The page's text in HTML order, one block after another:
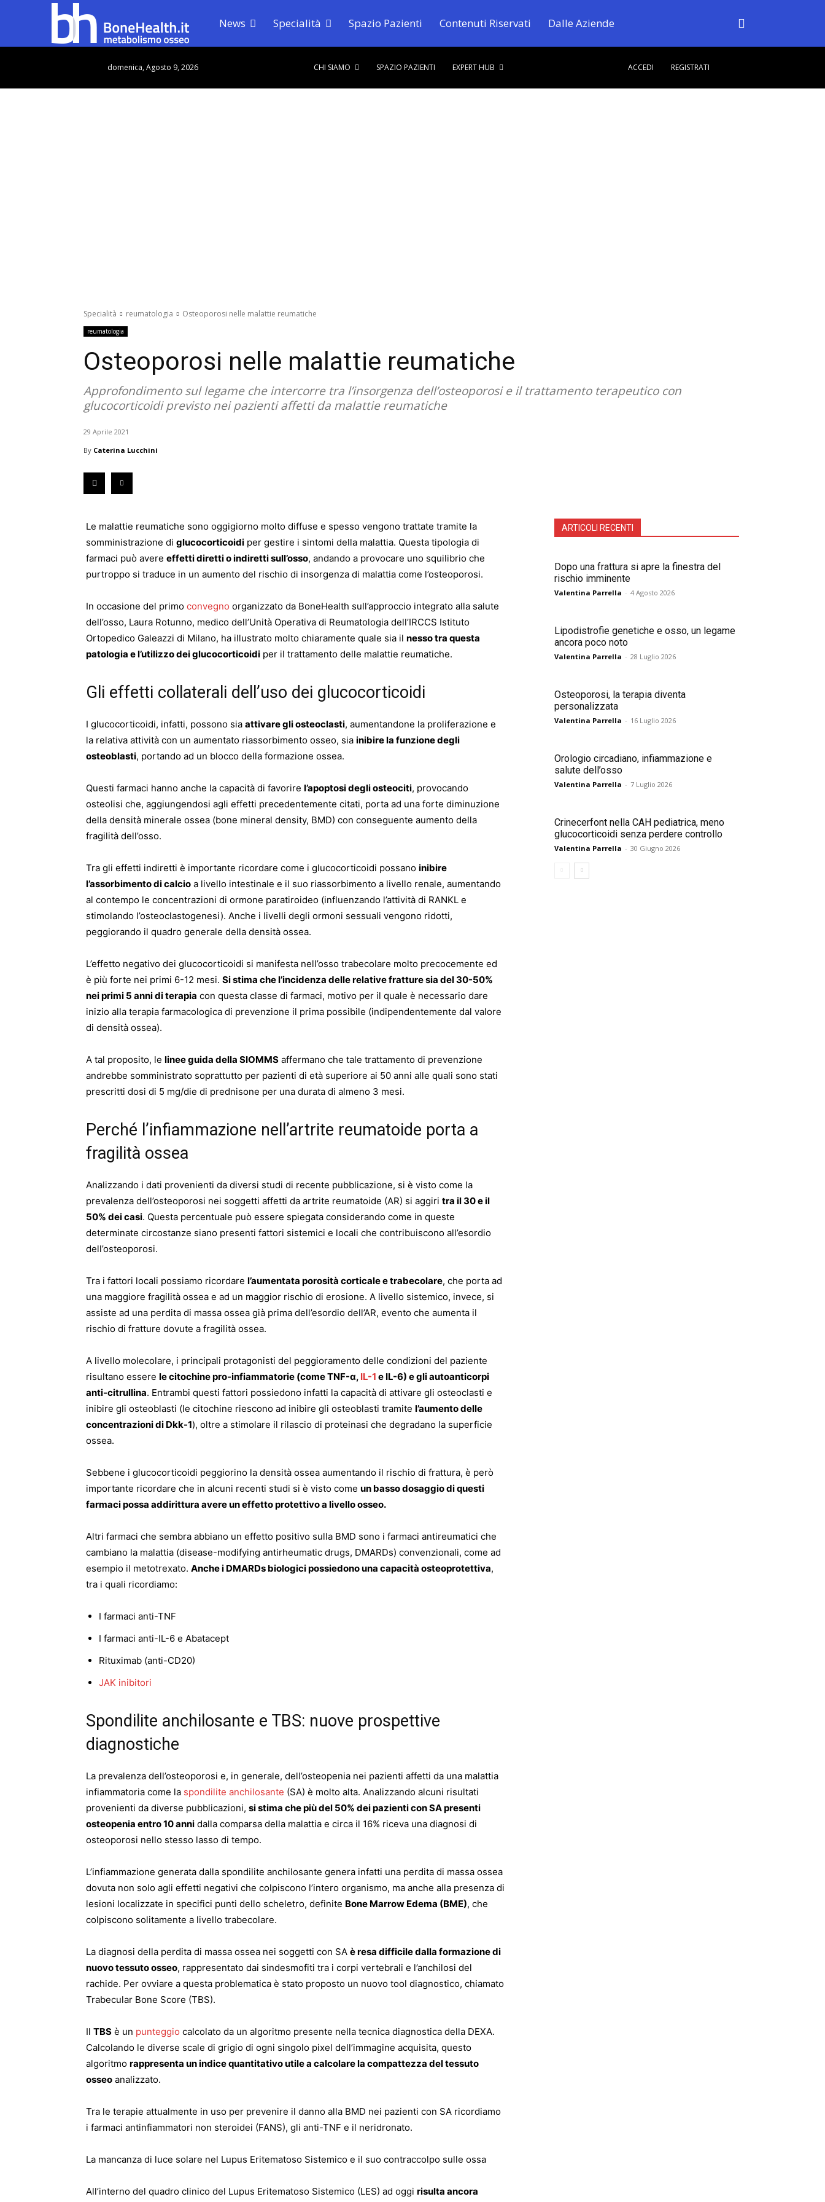
News Specialità Spazio Pazienti Contenuti Riservati Dalle Aziende
domenica, Agosto 9, 2026 CHI SIAMO SPAZIO PAZIENTI EXPERT HUB ACCEDI REGISTRATI
Specialità reumatologia Osteoporosi nelle malattie reumatiche
reumatologia
Osteoporosi nelle malattie reumatiche
Approfondimento sul legame che intercorre tra l’insorgenza dell’osteoporosi e il trattamento terapeutico con
glucocorticoidi previsto nei pazienti affetti da malattie reumatiche
29 Aprile 2021
By Caterina Lucchini
Le malattie reumatiche sono oggigiorno molto diffuse e spesso vengono trattate tramite la
somministrazione di glucocorticoidi per gestire i sintomi della malattia. Questa tipologia di
farmaci può avere effetti diretti o indiretti sull’osso, andando a provocare uno squilibrio che
purtroppo si traduce in un aumento del rischio di insorgenza di malattia come l’osteoporosi.
In occasione del primo convegno organizzato da BoneHealth sull’approccio integrato alla salute
dell’osso, Laura Rotunno, medico dell’Unità Operativa di Reumatologia dell’IRCCS Istituto
Ortopedico Galeazzi di Milano, ha illustrato molto chiaramente quale sia il nesso tra questa
patologia e l’utilizzo dei glucocorticoidi per il trattamento delle malattie reumatiche.
Gli effetti collaterali dell’uso dei glucocorticoidi
I glucocorticoidi, infatti, possono sia attivare gli osteoclasti, aumentandone la proliferazione e
la relativa attività con un aumentato riassorbimento osseo, sia inibire la funzione degli
osteoblasti, portando ad un blocco della formazione ossea.
Questi farmaci hanno anche la capacità di favorire l’apoptosi degli osteociti, provocando
osteolisi che, aggiungendosi agli effetti precedentemente citati, porta ad una forte diminuzione
della densità minerale ossea (bone mineral density, BMD) con conseguente aumento della
fragilità dell’osso.
Tra gli effetti indiretti è importante ricordare come i glucocorticoidi possano inibire
l’assorbimento di calcio a livello intestinale e il suo riassorbimento a livello renale, aumentando
al contempo le concentrazioni di ormone paratiroideo (influenzando l’attività di RANKL e
stimolando l’osteoclastogenesi). Anche i livelli degli ormoni sessuali vengono ridotti,
peggiorando il quadro generale della densità ossea.
L’effetto negativo dei glucocorticoidi si manifesta nell’osso trabecolare molto precocemente ed
è più forte nei primi 6-12 mesi. Si stima che l’incidenza delle relative fratture sia del 30-50%
nei primi 5 anni di terapia con questa classe di farmaci, motivo per il quale è necessario dare
inizio alla terapia farmacologica di prevenzione il prima possibile (indipendentemente dal valore
di densità ossea).
A tal proposito, le linee guida della SIOMMS affermano che tale trattamento di prevenzione
andrebbe somministrato soprattutto per pazienti di età superiore ai 50 anni alle quali sono stati
prescritti dosi di 5 mg/die di prednisone per una durata di almeno 3 mesi.
Perché l’infiammazione nell’artrite reumatoide porta a
fragilità ossea
Analizzando i dati provenienti da diversi studi di recente pubblicazione, si è visto come la
prevalenza dell’osteoporosi nei soggetti affetti da artrite reumatoide (AR) si aggiri tra il 30 e il
50% dei casi. Questa percentuale può essere spiegata considerando come in queste
determinate circostanze siano presenti fattori sistemici e locali che contribuiscono all’esordio
dell’osteoporosi.
Tra i fattori locali possiamo ricordare l’aumentata porosità corticale e trabecolare, che porta ad
una maggiore fragilità ossea e ad un maggior rischio di erosione. A livello sistemico, invece, si
assiste ad una perdita di massa ossea già prima dell’esordio dell’AR, evento che aumenta il
rischio di fratture dovute a fragilità ossea.
A livello molecolare, i principali protagonisti del peggioramento delle condizioni del paziente
risultano essere le citochine pro-infiammatorie (come TNF-α, IL-1 e IL-6) e gli autoanticorpi
anti-citrullina. Entrambi questi fattori possiedono infatti la capacità di attivare gli osteoclasti e
inibire gli osteoblasti (le citochine riescono ad inibire gli osteoblasti tramite l’aumento delle
concentrazioni di Dkk-1), oltre a stimolare il rilascio di proteinasi che degradano la superficie
ossea.
Sebbene i glucocorticoidi peggiorino la densità ossea aumentando il rischio di frattura, è però
importante ricordare che in alcuni recenti studi si è visto come un basso dosaggio di questi
farmaci possa addirittura avere un effetto protettivo a livello osseo.
Altri farmaci che sembra abbiano un effetto positivo sulla BMD sono i farmaci antireumatici che
cambiano la malattia (disease-modifying antirheumatic drugs, DMARDs) convenzionali, come ad
esempio il metotrexato. Anche i DMARDs biologici possiedono una capacità osteoprotettiva,
tra i quali ricordiamo:
I farmaci anti-TNF
I farmaci anti-IL-6 e Abatacept
Rituximab (anti-CD20)
JAK inibitori
Spondilite anchilosante e TBS: nuove prospettive
diagnostiche
La prevalenza dell’osteoporosi e, in generale, dell’osteopenia nei pazienti affetti da una malattia
infiammatoria come la spondilite anchilosante (SA) è molto alta. Analizzando alcuni risultati
provenienti da diverse pubblicazioni, si stima che più del 50% dei pazienti con SA presenti
osteopenia entro 10 anni dalla comparsa della malattia e circa il 16% riceva una diagnosi di
osteoporosi nello stesso lasso di tempo.
L’infiammazione generata dalla spondilite anchilosante genera infatti una perdita di massa ossea
dovuta non solo agli effetti negativi che colpiscono l’intero organismo, ma anche alla presenza di
lesioni localizzate in specifici punti dello scheletro, definite Bone Marrow Edema (BME), che
colpiscono solitamente a livello trabecolare.
La diagnosi della perdita di massa ossea nei soggetti con SA è resa difficile dalla formazione di
nuovo tessuto osseo, rappresentato dai sindesmofiti tra i corpi vertebrali e l’anchilosi del
rachide. Per ovviare a questa problematica è stato proposto un nuovo tool diagnostico, chiamato
Trabecular Bone Score (TBS).
Il TBS è un punteggio calcolato da un algoritmo presente nella tecnica diagnostica della DEXA.
Calcolando le diverse scale di grigio di ogni singolo pixel dell’immagine acquisita, questo
algoritmo rappresenta un indice quantitativo utile a calcolare la compattezza del tessuto
osseo analizzato.
Tra le terapie attualmente in uso per prevenire il danno alla BMD nei pazienti con SA ricordiamo
i farmaci antinfiammatori non steroidei (FANS), gli anti-TNF e il neridronato.
La mancanza di luce solare nel Lupus Eritematoso Sistemico e il suo contraccolpo sulle ossa
All’interno del quadro clinico del Lupus Eritematoso Sistemico (LES) ad oggi risulta ancora
ARTICOLI RECENTI
Dopo una frattura si apre la finestra del
rischio imminente
Valentina Parrella - 4 Agosto 2026
Lipodistrofie genetiche e osso, un legame
ancora poco noto
Valentina Parrella - 28 Luglio 2026
Osteoporosi, la terapia diventa
personalizzata
Valentina Parrella - 16 Luglio 2026
Orologio circadiano, infiammazione e
salute dell’osso
Valentina Parrella - 7 Luglio 2026
Crinecerfont nella CAH pediatrica, meno
glucocorticoidi senza perdere controllo
Valentina Parrella - 30 Giugno 2026